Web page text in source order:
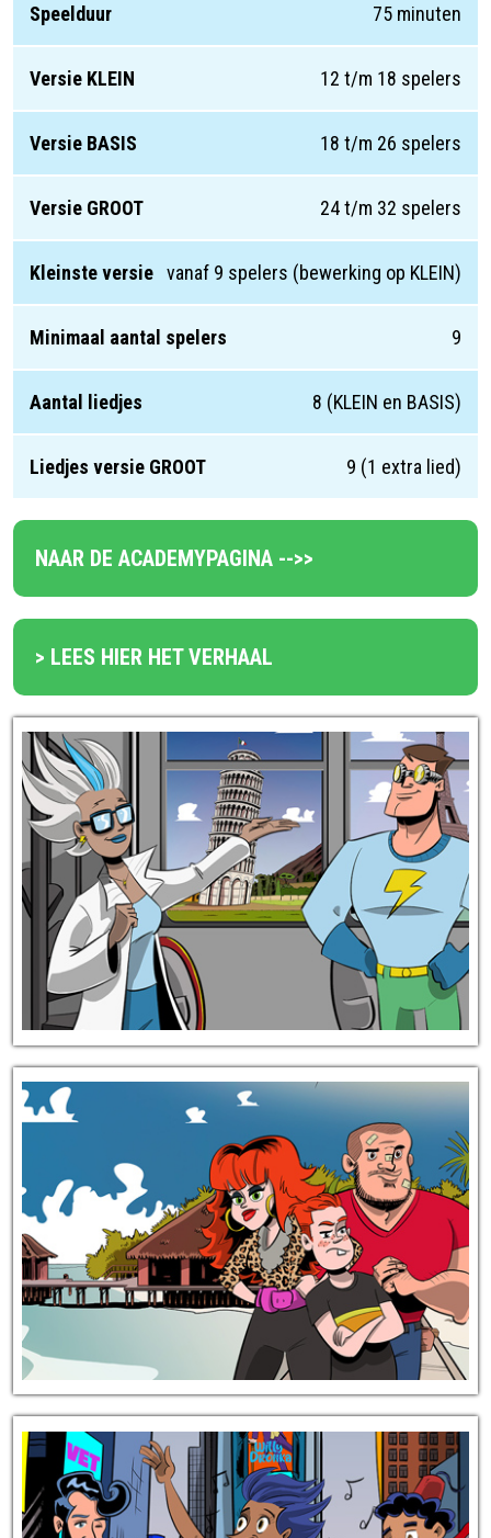
Speelduur 75 minuten
Versie KLEIN 12 t/m 18 spelers
Versie BASIS 18 t/m 26 spelers
Versie GROOT 24 t/m 32 spelers
Kleinste versie vanaf 9 spelers (bewerking op KLEIN)
Minimaal aantal spelers 9
Aantal liedjes 8 (KLEIN en BASIS)
Liedjes versie GROOT 9 (1 extra lied)
NAAR DE ACADEMYPAGINA -->>
> LEES HIER HET VERHAAL